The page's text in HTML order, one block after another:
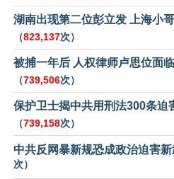
湖南出现第二位彭立发 上海小
（823,137次）
被捕一年后 人权律师卢思位面
（739,506次）
保护卫士揭中共用刑法300条迫
（739,158次）
中共反网暴新规恐成政治迫害
次）